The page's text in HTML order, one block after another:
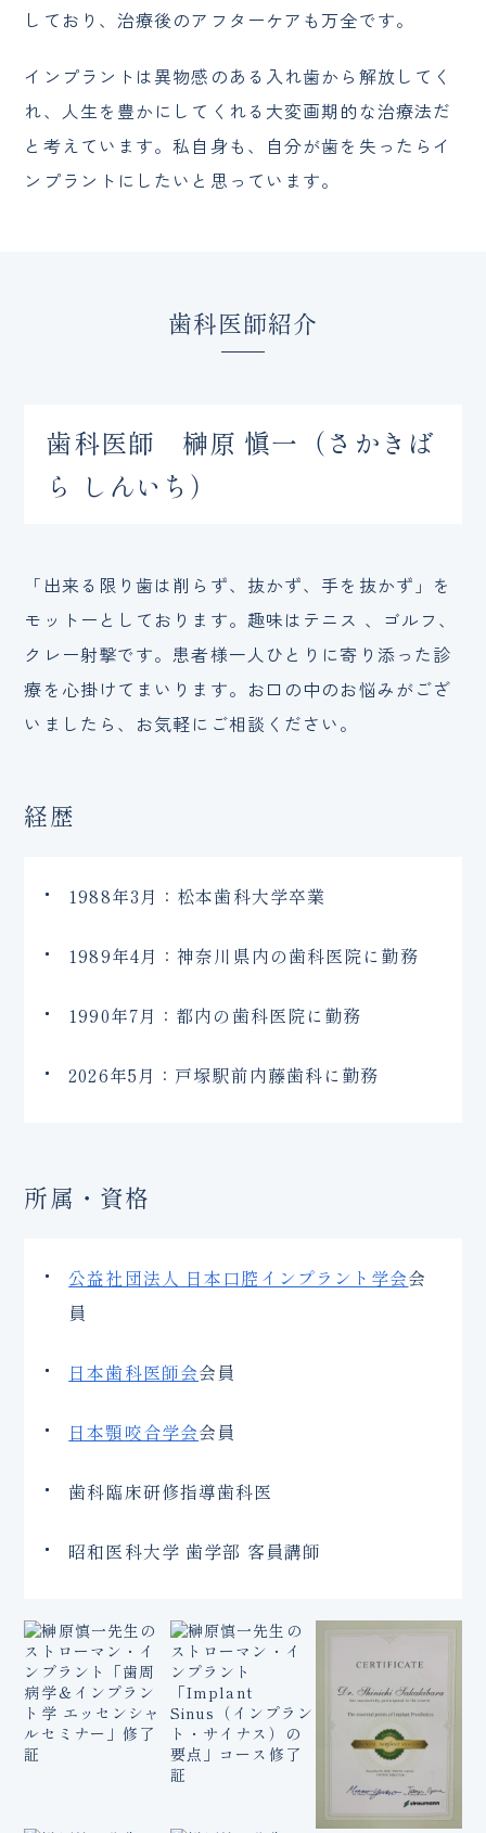
しており、治療後のアフターケアも万全です。
インプラントは異物感のある入れ歯から解放してく
れ、人生を豊かにしてくれる大変画期的な治療法だ
と考えています。私自身も、自分が歯を失ったらイ
ンプラントにしたいと思っています。
歯科医師紹介
歯科医師 榊原 愼一（さかきば
ら しんいち）
「出来る限り歯は削らず、抜かず、手を抜かず」を
モットーとしております。趣味はテニス 、ゴルフ、
クレー射撃です。患者様一人ひとりに寄り添った診
療を心掛けてまいります。お口の中のお悩みがござ
いましたら、お気軽にご相談ください。
経歴
1988年3月：松本歯科大学卒業
1989年4月：神奈川県内の歯科医院に勤務
1990年7月：都内の歯科医院に勤務
2026年5月：戸塚駅前内藤歯科に勤務
所属・資格
公益社団法人 日本口腔インプラント学会会
員
日本歯科医師会会員
日本顎咬合学会会員
歯科臨床研修指導歯科医
昭和医科大学 歯学部 客員講師